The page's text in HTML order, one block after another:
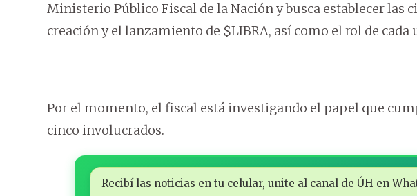
Ministerio Público Fiscal de la Nación y busca establecer las
creación y el lanzamiento de $LIBRA, así como el rol de
Por el momento, el fiscal está investigando el papel que
cinco involucrados.
Recibí las noticias en tu celular, unite al canal de ÚH en